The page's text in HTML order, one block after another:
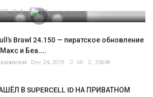
0 5664
Brawl 24.150 — пиратское обновление
и Беа....
Dec 24, 2019 66 35848
В SUPERCELL ID НА ПРИВАТНОМ